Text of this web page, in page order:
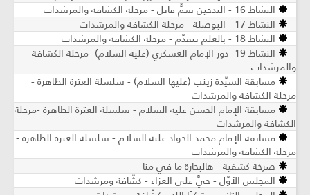
النشاط 16 - التدخين سمٌّ قاتل - مرحلة الكشافة والمرشدات
النشاط 17 - البوصلة - مرحلة الكشافة والمرشدات
النشاط 18 - بالعلم نتقدّم - مرحلة الكشافة والمرشدات
النشاط 19- دور الإمام العسكري (عليه السلام)- مرحلة الكشافة
والمرشدات
مسابقة السيّدة زينب (عليها السلام) - سلسلة العترة الطاهرة -
مرحلة الكشافة والمرشدات
مسابقة الإمام الحسن عليه السلام - سلسلة العترة الطاهرة -مرحلة
الكشافة والمرشدات
مسابقة الإمام محمد الجواد عليه السلام - سلسلة العترة الطاهرة -
مرحلة الكشافة والمرشدات
صرخة كشفية - هالبحارة ما في منا
المجلس الأوّل - حيَّ على العزاء - كشّافة ومرشدات